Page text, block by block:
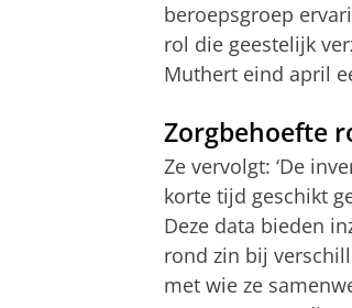
beroepsgroep
rol die geestelijk
Muthert eind april
Zorgbehoefte
Ze vervolgt: ‘De
korte tijd geschikt
Deze data bieden
rond zin bij
met wie ze